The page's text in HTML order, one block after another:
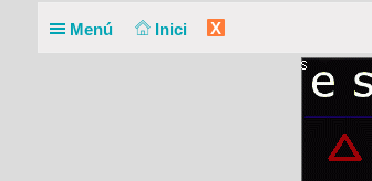
Menú Inici X